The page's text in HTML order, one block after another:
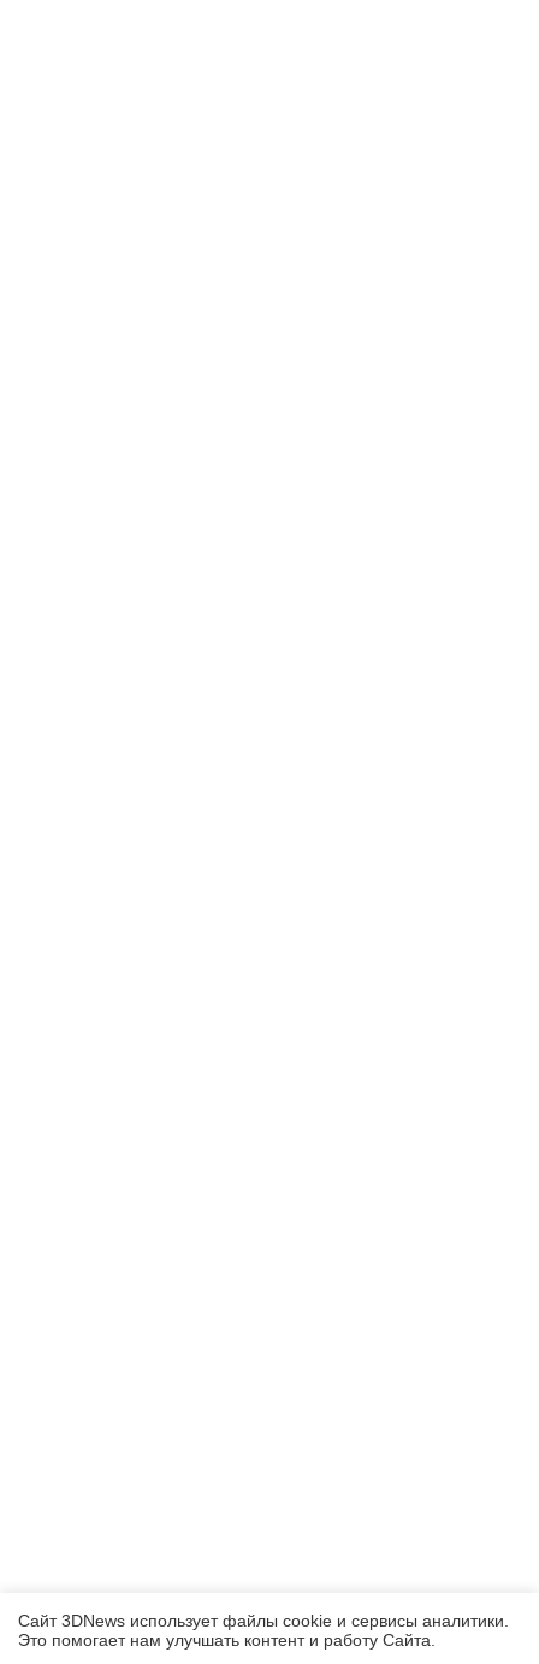
Сайт 3DNews использует файлы cookie и сервисы аналитики.
Это помогает нам улучшать контент и работу Cайта.